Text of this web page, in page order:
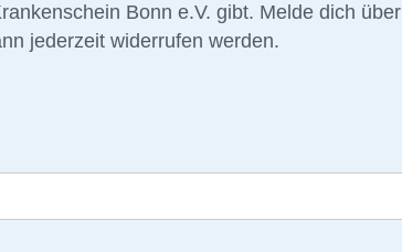
Bonn e.V. gibt. Melde dich über
jederzeit widerrufen werden.